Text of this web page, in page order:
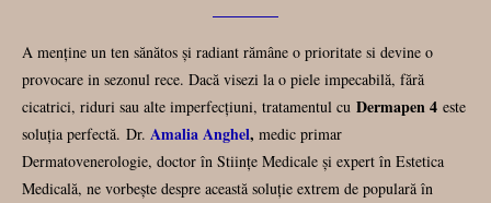
A menține un ten sănătos și radiant rămâne o prioritate si devine o
provocare in sezonul rece. Dacă visezi la o piele impecabilă, fără
cicatrici, riduri sau alte imperfecțiuni, tratamentul cu Dermapen 4 este
soluția perfectă. Dr. Amalia Anghel, medic primar
Dermatovenerologie, doctor în Stiințe Medicale și expert în Estetica
Medicală, ne vorbește despre această soluție extrem de populară în